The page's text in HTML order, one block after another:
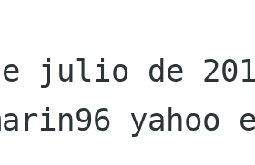
julio de